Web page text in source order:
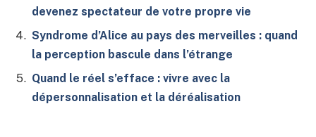
devenez spectateur de votre propre vie
Syndrome d’Alice au pays des merveilles : quand
la perception bascule dans l’étrange
Quand le réel s’efface : vivre avec la
dépersonnalisation et la déréalisation